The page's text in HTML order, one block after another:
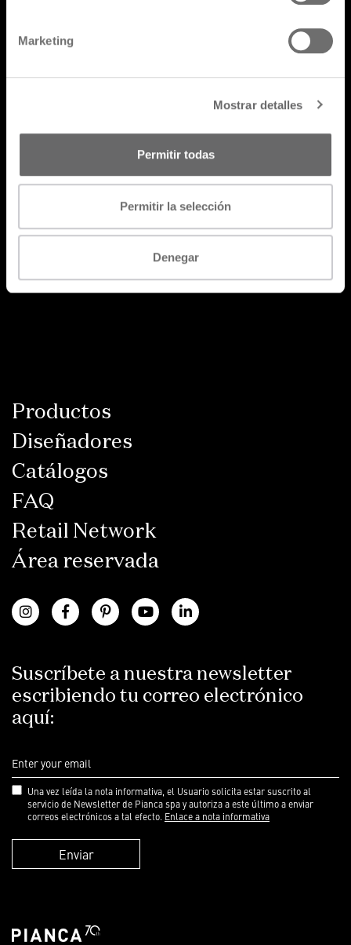
Marketing
Mostrar detalles
Permitir todas
Permitir la selección
Denegar
Productos
Diseñadores
Catálogos
FAQ
Retail Network
Área reservada
Suscríbete a nuestra newsletter
escribiendo tu correo electrónico
aquí:
Una vez leída la nota informativa, el Usuario solicita estar suscrito al
servicio de Newsletter de Pianca spa y autoriza a este último a enviar
correos electrónicos a tal efecto. Enlace a nota informativa
Enviar